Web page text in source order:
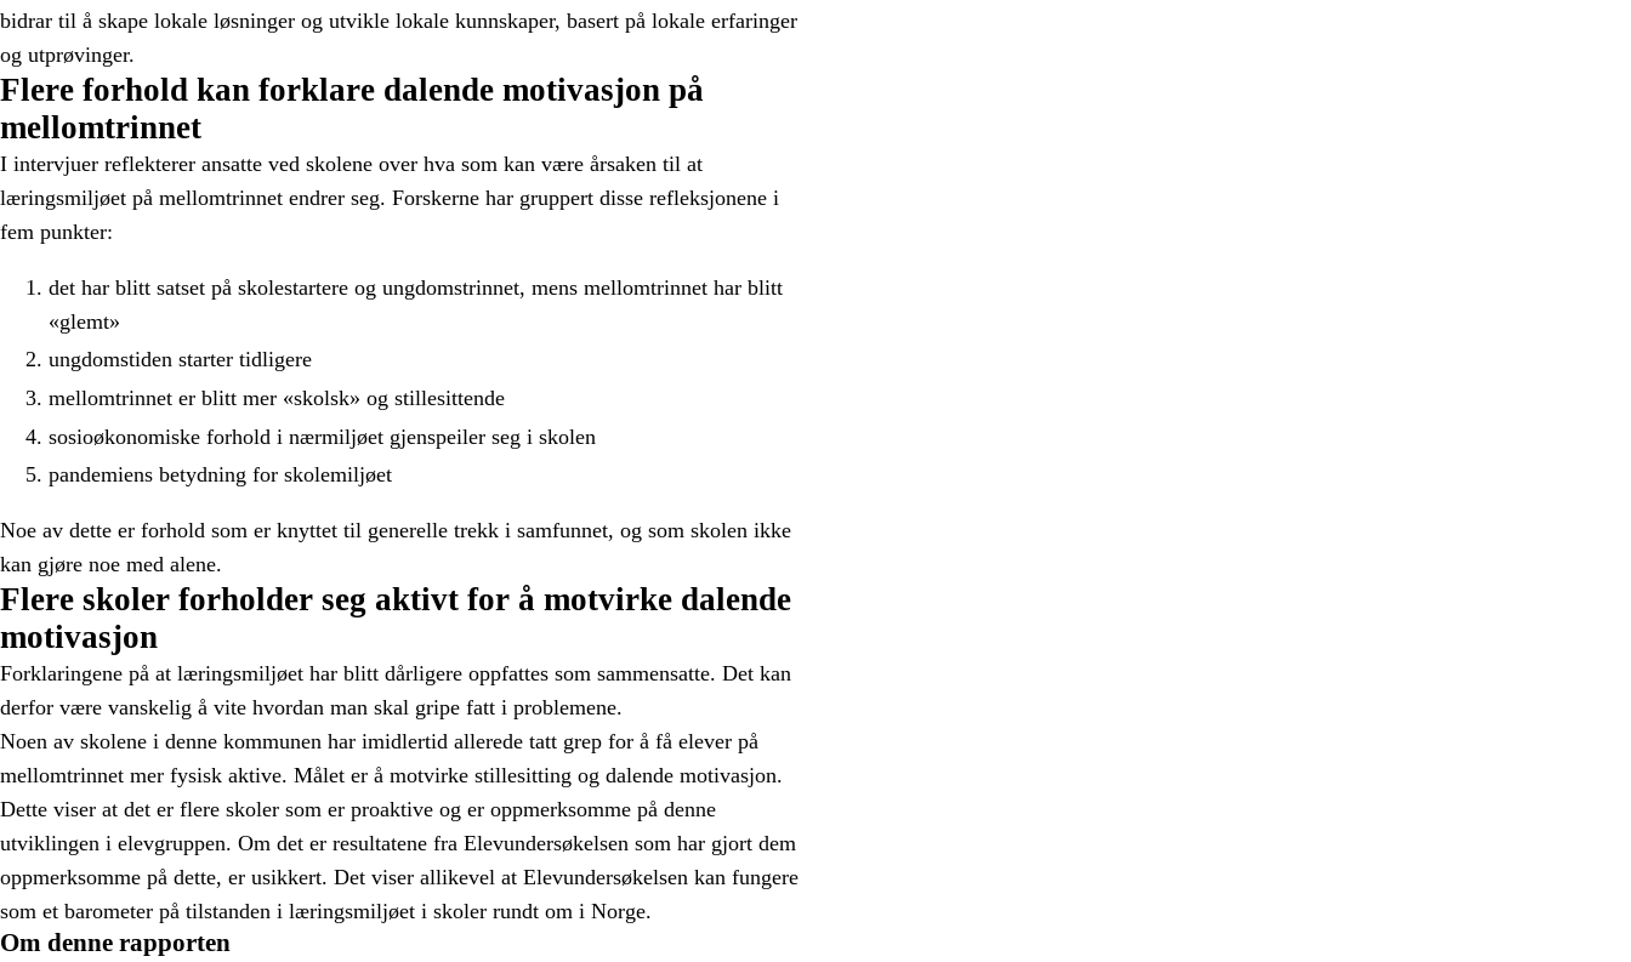
bidrar til å skape lokale løsninger og utvikle lokale kunnskaper, basert på lokale erfaringer
og utprøvinger.
Flere forhold kan forklare dalende motivasjon på
mellomtrinnet
I intervjuer reflekterer ansatte ved skolene over hva som kan være årsaken til at
læringsmiljøet på mellomtrinnet endrer seg. Forskerne har gruppert disse refleksjonene i
fem punkter:
det har blitt satset på skolestartere og ungdomstrinnet, mens mellomtrinnet har blitt
«glemt»
ungdomstiden starter tidligere
mellomtrinnet er blitt mer «skolsk» og stillesittende
sosioøkonomiske forhold i nærmiljøet gjenspeiler seg i skolen
pandemiens betydning for skolemiljøet
Noe av dette er forhold som er knyttet til generelle trekk i samfunnet, og som skolen ikke
kan gjøre noe med alene.
Flere skoler forholder seg aktivt for å motvirke dalende
motivasjon
Forklaringene på at læringsmiljøet har blitt dårligere oppfattes som sammensatte. Det kan
derfor være vanskelig å vite hvordan man skal gripe fatt i problemene.
Noen av skolene i denne kommunen har imidlertid allerede tatt grep for å få elever på
mellomtrinnet mer fysisk aktive. Målet er å motvirke stillesitting og dalende motivasjon.
Dette viser at det er flere skoler som er proaktive og er oppmerksomme på denne
utviklingen i elevgruppen. Om det er resultatene fra Elevundersøkelsen som har gjort dem
oppmerksomme på dette, er usikkert. Det viser allikevel at Elevundersøkelsen kan fungere
som et barometer på tilstanden i læringsmiljøet i skoler rundt om i Norge.
Om denne rapporten